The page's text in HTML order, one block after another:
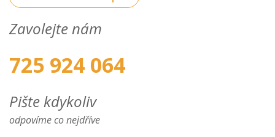
Zavolejte nám
725 924 064
Pište kdykoliv
odpovíme co nejdříve